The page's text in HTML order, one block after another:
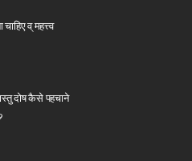
व् महत्त्व
दोष कैसे पहचाने